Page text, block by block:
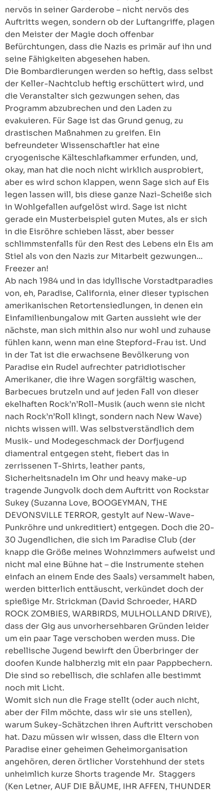
nervös in seiner Garderobe – nicht nervös des
Auftritts wegen, sondern ob der Luftangriffe, plagen
den Meister der Magie doch offenbar
Befürchtungen, dass die Nazis es primär auf ihn und
seine Fähigkeiten abgesehen haben.
Die Bombardierungen werden so heftig, dass selbst
der Keller-Nachtclub heftig erschüttert wird, und
die Veranstalter sich gezwungen sehen, das
Programm abzubrechen und den Laden zu
evakuieren. Für Sage ist das Grund genug, zu
drastischen Maßnahmen zu greifen. Ein
befreundeter Wissenschaftler hat eine
cryogenische Kälteschlafkammer erfunden, und,
okay, man hat die noch nicht wirklich ausprobiert,
aber es wird schon klappen, wenn Sage sich auf Eis
legen lassen will, bis diese ganze Nazi-Scheiße sich
in Wohlgefallen aufgelöst wird. Sage ist nicht
gerade ein Musterbeispiel guten Mutes, als er sich
in die Eisröhre schieben lässt, aber besser
schlimmstenfalls für den Rest des Lebens ein Eis am
Stiel als von den Nazis zur Mitarbeit gezwungen…
Freezer an!
Ab nach 1984 und in das idyllische Vorstadtparadies
von, eh, Paradise, California, einer dieser typischen
amerikanischen Retortensiedlungen, in denen ein
Einfamilienbungalow mit Garten aussieht wie der
nächste, man sich mithin also nur wohl und zuhause
fühlen kann, wenn man eine Stepford-Frau ist. Und
in der Tat ist die erwachsene Bevölkerung von
Paradise ein Rudel aufrechter patridiotischer
Amerikaner, die ihre Wagen sorgfältig waschen,
Barbecues brutzeln und auf jeden Fall von dieser
ekelhaften Rock’n’Roll-Musik (auch wenn sie nicht
nach Rock’n’Roll klingt, sondern nach New Wave)
nichts wissen will. Was selbstverständlich dem
Musik- und Modegeschmack der Dorfjugend
diamentral entgegen steht, fiebert das in
zerrissenen T-Shirts, leather pants,
Sicherheitsnadeln im Ohr und heavy make-up
tragende Jungvolk doch dem Auftritt von Rockstar
Sukey (Suzanna Love, BOOGEYMAN, THE
DEVONSVILLE TERROR, gestylt auf New-Wave-
Punkröhre und unkreditiert) entgegen. Doch die 20-
30 Jugendlichen, die sich im Paradise Club (der
knapp die Größe meines Wohnzimmers aufweist und
nicht mal eine Bühne hat – die Instrumente stehen
einfach an einem Ende des Saals) versammelt haben,
werden bitterlich enttäuscht, verkündet doch der
spießige Mr. Strickman (David Schroeder, HARD
ROCK ZOMBIES, WARBIRDS, MULHOLLAND DRIVE),
dass der Gig aus unvorhersehbaren Gründen leider
um ein paar Tage verschoben werden muss. Die
rebellische Jugend bewirft den Überbringer der
doofen Kunde halbherzig mit ein paar Pappbechern.
Die sind so rebellisch, die schlafen alle bestimmt
noch mit Licht.
Womit sich nun die Frage stellt (oder auch nicht,
aber der Film möchte, dass wir sie uns stellen),
warum Sukey-Schätzchen ihren Auftritt verschoben
hat. Dazu müssen wir wissen, dass die Eltern von
Paradise einer geheimen Geheimorganisation
angehören, deren örtlicher Vorstehhund der stets
unheimlich kurze Shorts tragende Mr. Staggers
(Ken Letner, AUF DIE BÄUME, IHR AFFEN, THUNDER